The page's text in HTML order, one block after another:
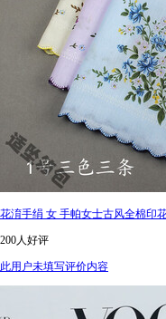
花淯手绢 女 手帕女士古风全棉印
200人好评
此用户未填写评价内容